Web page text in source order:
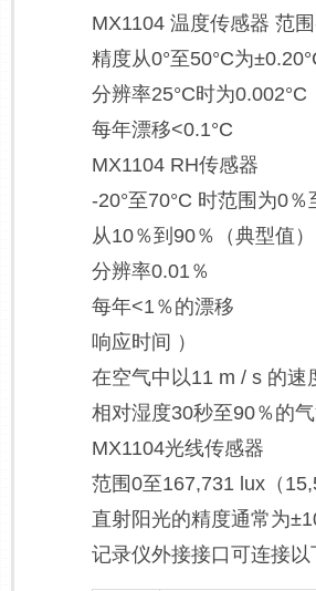
MX1104 温度传感器 范
精度从0°至50°C为
分辨率25°C时为0.002°C
每年漂移<0.1°C
MX1104 RH传感器
-20°至70°C 时范围为0
从10％到90％（典型值
分辨率0.01％
每年<1％的漂移
响应时间 ）
在空气中以11 m / s 的速
相对湿度30秒至90％的
MX1104光线传感器
范围0至167,731 lux（
直射阳光的精度通常为
记录仪外接接口可连接